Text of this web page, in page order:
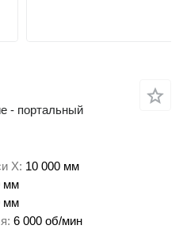
- портальный
X 10 000 мм
мм
мм
6 000 об/мин